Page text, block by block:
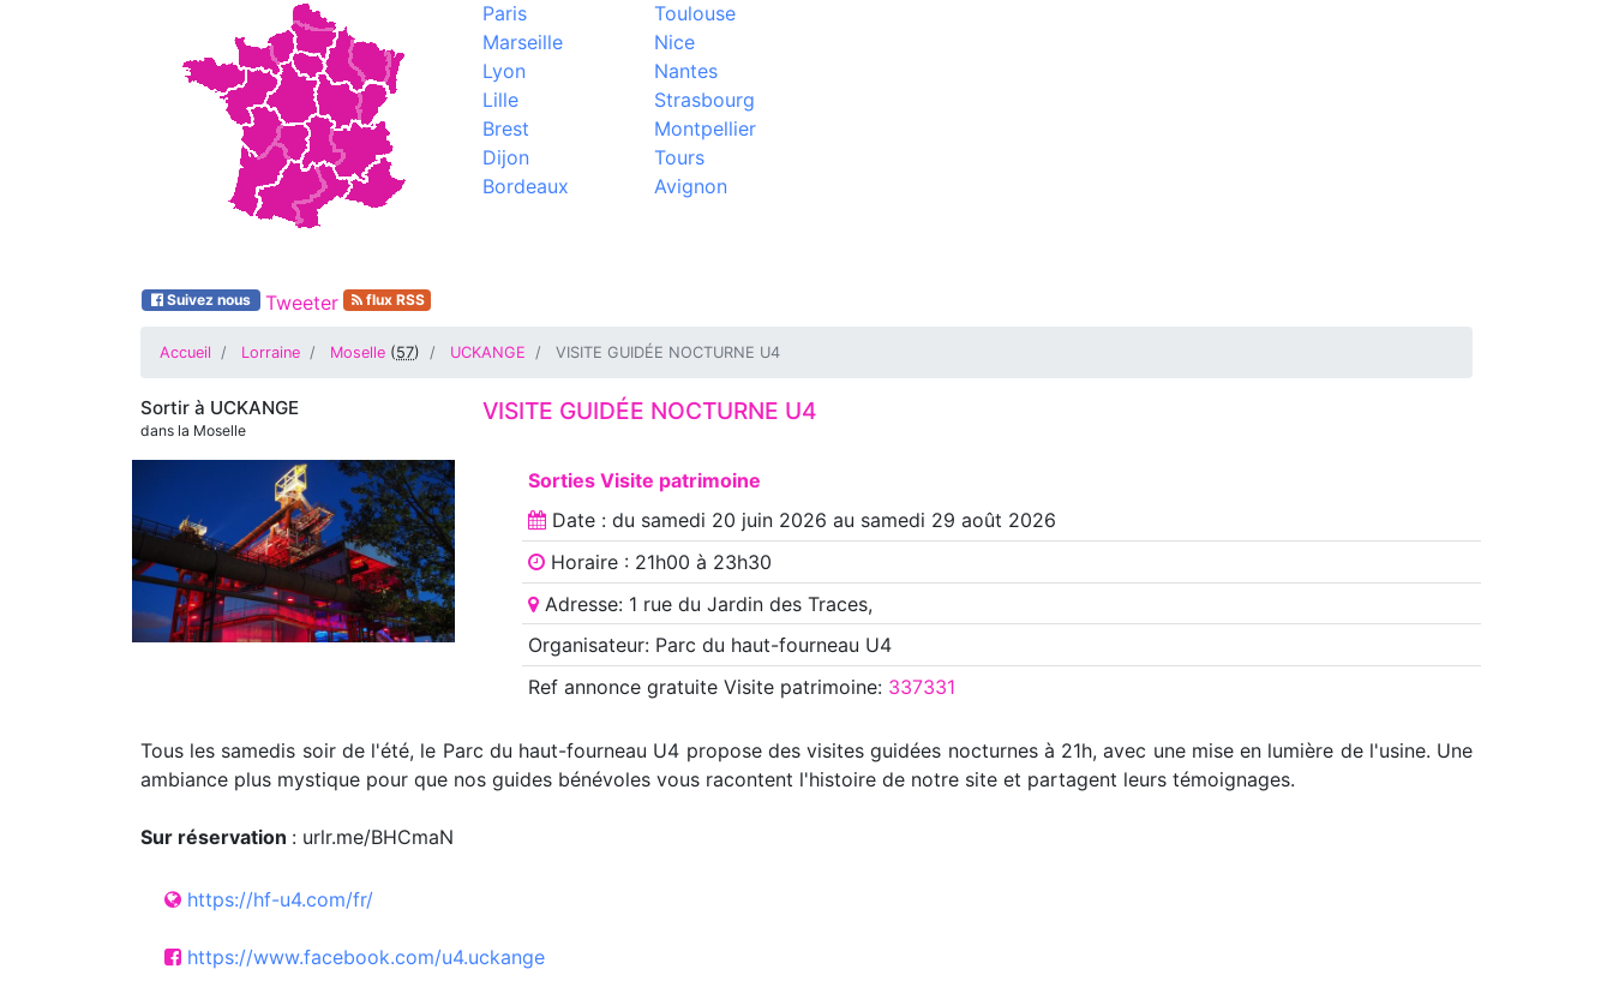
Paris
Marseille
Lyon
Lille
Brest
Dijon
Bordeaux
Toulouse
Nice
Nantes
Strasbourg
Montpellier
Tours
Avignon
Suivez nous Tweeter flux RSS
Accueil Lorraine Moselle (57) UCKANGE VISITE GUIDÉE NOCTURNE U4
Sortir à UCKANGE
dans la Moselle
VISITE GUIDÉE NOCTURNE U4
Sorties Visite patrimoine
Date : du samedi 20 juin 2026 au samedi 29 août 2026
Horaire : 21h00 à 23h30
Adresse: 1 rue du Jardin des Traces,
Organisateur: Parc du haut-fourneau U4
Ref annoncegratuite Visite patrimoine: 337331
Tous les samedis soir de l'été, le Parc du haut-fourneau U4 propose des visites guidées nocturnes à 21h, avec une mise en lumière de l'usine. Une
ambiance plus mystique pour que nos guides bénévoles vous racontent l'histoire de notre site et partagent leurs témoignages.
Sur réservation : urlr.me/BHCmaN
https://hf-u4.com/fr/
https://www.facebook.com/u4.uckange